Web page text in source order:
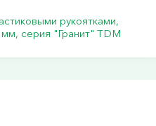
рукоятками,
серия "Гранит" TDM